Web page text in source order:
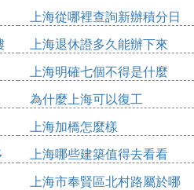
算的
均工資總額為繳費基數，職
均工資為繳費基數、企業繳
繳費基數之和。所有企業職
＂攔頭＂政策，即繳費基
均工資60％，按上年度全
基數繳費；超過上年度全市
上海從哪裡查詢新辦積分日
期
上海退休證多久能辦下來
上海明確七個不得是什麼
為什麼上海可以復工
上海加橋怎麼樣
上海哪些建築值得去看看
上海市奉賢區北村路屬於哪